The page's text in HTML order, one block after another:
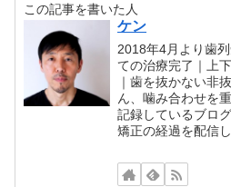
この記事を書いた人
ケン
2018年4月より歯
ての治療完了｜上
｜歯を抜かない非
ん、噛み合わせを
記録しているブロ
矯正の経過を配信